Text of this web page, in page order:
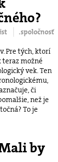
.spoločnosť
Pre tých, ktorí
teraz možné
vek. Ten
či
než je
To je
by